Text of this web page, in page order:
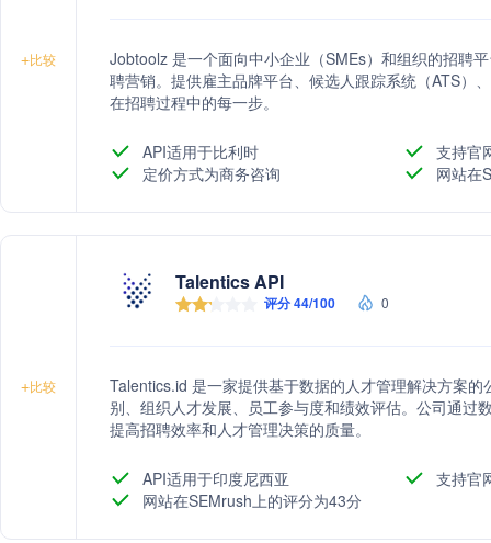
+比较
Jobtoolz 是一个面向中小企业（SMEs）和组织的招聘
聘营销。提供雇主品牌平台、候选人跟踪系统（ATS）
在招聘过程中的每一步。
API适用于比利时
支持官
定价方式为商务咨询
网站在
+比较
Talentics API
评分 44/100 0
Talentics.id 是一家提供基于数据的人才管理解决方案
别、组织人才发展、员工参与度和绩效评估。公司通过
提高招聘效率和人才管理决策的质量。
API适用于印度尼西亚
支持官
网站在SEMrush上的评分为43分